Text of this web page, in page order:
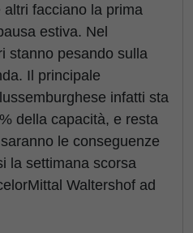
facciano la prima
estiva. Nel
stanno pesando sulla
Il principale
infatti sta
della capacità, e resta
le conseguenze
la settimana scorsa
Waltershof ad